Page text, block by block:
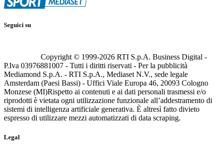
Seguici su
Copyright © 1999-2026 RTI S.p.A. Business Digital -
P.Iva 03976881007 - Tutti i diritti riservati - Per la pubblicità
Mediamond S.p.A. - RTI S.p.A., Mediaset N.V., sede legale
Amsterdam (Paesi Bassi) - Uffici Viale Europa 46, 20093 Cologno
Monzese (MI)Rispetto ai contenuti e ai dati personali trasmessi e/o
riprodotti è vietata ogni utilizzazione funzionale all’addestramento di
sistemi di intelligenza artificiale generativa. È altresì fatto divieto
espresso di utilizzare mezzi automatizzati di data scraping.
Legal